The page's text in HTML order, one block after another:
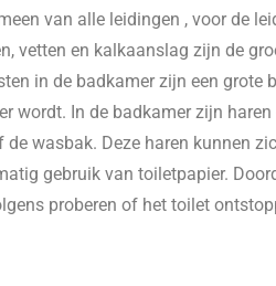
van alle leidingen , voor de
vetten en kalkaanslag zijn de
in de badkamer zijn een
In de badkamer zijn
wasbak. Deze haren kunnen
gebruik van toiletpapier.
proberen of het toilet